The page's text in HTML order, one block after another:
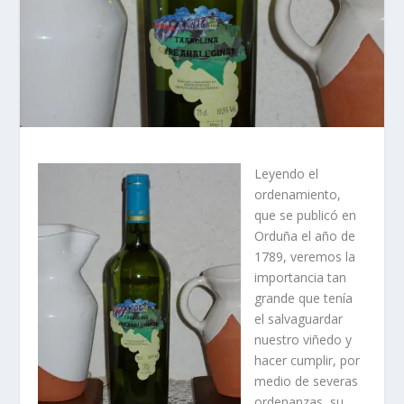
Leyendo el
ordenamiento,
que se publicó en
Orduña el año de
1789, veremos la
importancia tan
grande que tení­a
el salvaguardar
nuestro viñedo y
hacer cumplir, por
medio de severas